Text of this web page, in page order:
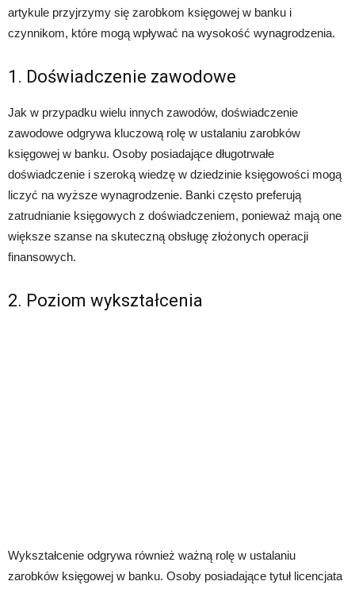
artykule przyjrzymy się zarobkom księgowej w banku i
czynnikom, które mogą wpływać na wysokość wynagrodzenia.
1. Doświadczenie zawodowe
Jak w przypadku wielu innych zawodów, doświadczenie
zawodowe odgrywa kluczową rolę w ustalaniu zarobków
księgowej w banku. Osoby posiadające długotrwałe
doświadczenie i szeroką wiedzę w dziedzinie księgowości mogą
liczyć na wyższe wynagrodzenie. Banki często preferują
zatrudnianie księgowych z doświadczeniem, ponieważ mają one
większe szanse na skuteczną obsługę złożonych operacji
finansowych.
2. Poziom wykształcenia
Wykształcenie odgrywa również ważną rolę w ustalaniu
zarobków księgowej w banku. Osoby posiadające tytuł licencjata